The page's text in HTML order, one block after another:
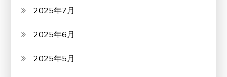
2025年7月
2025年6月
2025年5月